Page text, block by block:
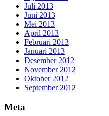
Juli 2013
Juni 2013
Mei 2013
April 2013
Februari 2013
Januari 2013
Desember 2012
November 2012
Oktober 2012
September 2012
Meta